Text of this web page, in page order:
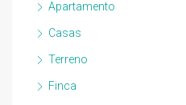
Apartamento
Casas
Terreno
Finca